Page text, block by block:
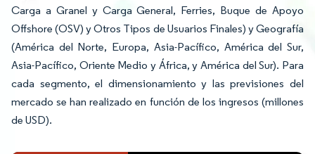
Carga a Granel y Carga General, Ferries, Buque de Apoyo
Offshore (OSV) y Otros Tipos de Usuarios Finales) y Geografía
(América del Norte, Europa, Asia-Pacífico, América del Sur,
Asia-Pacífico, Oriente Medio y África, y América del Sur). Para
cada segmento, el dimensionamiento y las previsiones del
mercado se han realizado en función de los ingresos (millones
de USD).